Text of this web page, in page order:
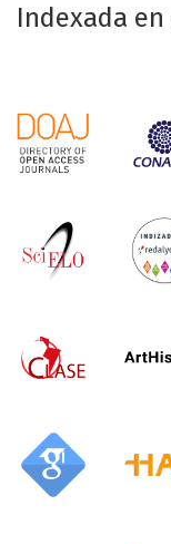
Indexada